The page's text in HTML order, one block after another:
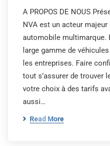
A PROPOS DE NOUS
NVA est un acteur
automobile multimarque.
large gamme de
les entreprises. Faire
tout s’assurer de trouver
votre choix à des tarifs
aussi…
Read More